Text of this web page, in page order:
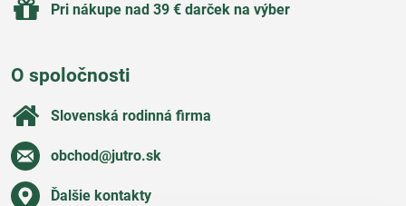
Pri nákupe nad 39 € darček na výber
O spoločnosti
Slovenská rodinná firma
obchod​@jutro​.sk
Ďalšie kontakty